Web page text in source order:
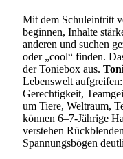
Mit dem Schuleintritt
beginnen, Inhalte
anderen und suchen
oder „cool“ finden.
der Toniebox aus.
Lebenswelt
Gerechtigkeit,
um Tiere, Weltraum,
können 6–7-Jährige
verstehen
Spannungsbögen